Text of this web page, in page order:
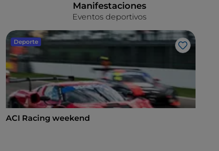
Eventos deportivos
Manifestaciones
Deporte
Me gusta
ACI Racing weekend